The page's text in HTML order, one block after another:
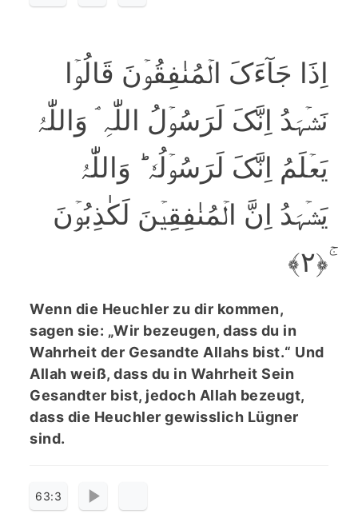
اِذَا جَآءَکَ الۡمُنٰفِقُوۡنَ قَالُوۡا
نَشۡہَدُ اِنَّکَ لَرَسُوۡلُ اللّٰہِ ۘ وَاللّٰہُ
یَعۡلَمُ اِنَّکَ لَرَسُوۡلُہٗ ؕ وَاللّٰہُ
یَشۡہَدُ اِنَّ الۡمُنٰفِقِیۡنَ لَکٰذِبُوۡنَ
ۚ﴿۲﴾
Wenn die Heuchler zu dir kommen,
sagen sie: „Wir bezeugen, dass du in
Wahrheit der Gesandte Allahs bist.“ Und
Allah weiß, dass du in Wahrheit Sein
Gesandter bist, jedoch Allah bezeugt,
dass die Heuchler gewisslich Lügner
sind.
63:3